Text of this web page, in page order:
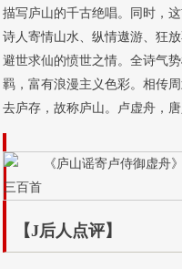
描写庐山的千古绝唱。同时，
诗人寄情山水、纵情遨游、狂
避世求仙的愤世之情。全诗气
羁，富有浪漫主义色彩。相传
去庐存，故称庐山。卢虚舟，
【J后人点评】